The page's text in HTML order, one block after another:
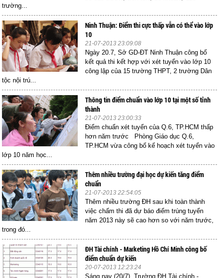
trường...
Ninh Thuận: Điểm thi cực thấp vẫn có thể vào lớp
10
21-07-2013 23:09:08
Ngày 20.7, Sở GD-ĐT Ninh Thuận công bố
kết quả thi kết hợp với xét tuyển vào lớp 10
công lập của 15 trường THPT, 2 trường Dân
tộc nội trú...
Thông tin điểm chuẩn vào lớp 10 tại một số tỉnh
thành
21-07-2013 23:00:33
Điểm chuẩn xét tuyển của Q.6, TP.HCM thấp
hơn năm trước Phòng Giáo dục Q.6,
TP.HCM vừa công bố kế hoạch xét tuyển vào
lớp 10 năm học...
Thêm nhiều trường đại học dự kiến tăng điểm
chuẩn
21-07-2013 22:54:05
Thêm nhiều trường ĐH sau khi toàn thành
việc chấm thi đã dự báo điểm trúng tuyển
năm 2013 này sẽ cao hơn so với năm trước,
trong đó...
ĐH Tài chính - Marketing Hồ Chí Minh công bố
điểm chuẩn dự kiến
20-07-2013 12:23:24
Sáng nay (20/7), Trường ĐH Tài chính -